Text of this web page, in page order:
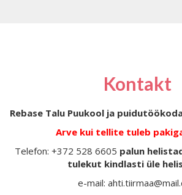
Kontakt
Rebase Talu Puukool ja
Arve kui tellite tuleb
Telefon: +372 528 6605 palun
tulekut kindlasti üle
e-mail: